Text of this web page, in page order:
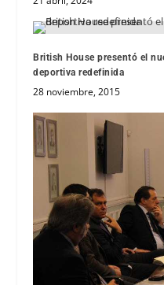
British House presentó el
deportiva redefinida
28 noviembre, 2015